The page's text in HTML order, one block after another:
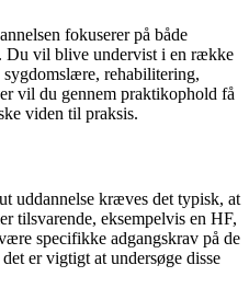
fokuserer på både
Du vil blive undervist i en række
sygdomslære, rehabilitering,
vil du gennem praktikophold få
viden til praksis.
uddannelse kræves det typisk, at
tilsvarende, eksempelvis en HF,
specifikke adgangskrav på de
er vigtigt at undersøge disse